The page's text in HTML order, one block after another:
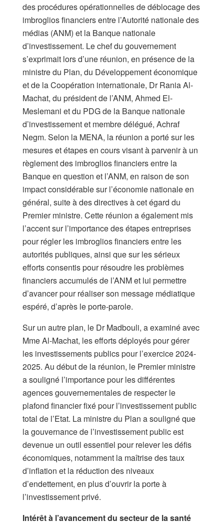
des procédures opérationnelles de déblocage des
imbroglios financiers entre l’Autorité nationale des
médias (ANM) et la Banque nationale
d’investissement. Le chef du gouvernement
s’exprimait lors d’une réunion, en présence de la
ministre du Plan, du Développement économique
et de la Coopération internationale, Dr Rania Al-
Machat, du président de l’ANM, Ahmed El-
Meslemani et du PDG de la Banque nationale
d’investissement et membre délégué, Achraf
Negm. Selon la MENA, la réunion a porté sur les
mesures et étapes en cours visant à parvenir à un
règlement des imbroglios financiers entre la
Banque en question et l’ANM, en raison de son
impact considérable sur l’économie nationale en
général, suite à des directives à cet égard du
Premier ministre. Cette réunion a également mis
l’accent sur l’importance des étapes entreprises
pour régler les imbroglios financiers entre les
autorités publiques, ainsi que sur les sérieux
efforts consentis pour résoudre les problèmes
financiers accumulés de l’ANM et lui permettre
d’avancer pour réaliser son message médiatique
espéré, d’après le porte-parole.
Sur un autre plan, le Dr Madbouli, a examiné avec
Mme Al-Machat, les efforts déployés pour gérer
les investissements publics pour l’exercice 2024-
2025. Au début de la réunion, le Premier ministre
a souligné l’importance pour les différentes
agences gouvernementales de respecter le
plafond financier fixé pour l’investissement public
total de l’Etat. La ministre du Plan a souligné que
la gouvernance de l’investissement public est
devenue un outil essentiel pour relever les défis
économiques, notamment la maîtrise des taux
d’inflation et la réduction des niveaux
d’endettement, en plus d’ouvrir la porte à
l’investissement privé.
Intérêt à l’avancement du secteur de la santé